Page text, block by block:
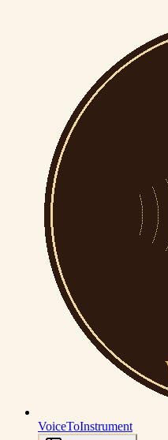
VoiceToInstrument